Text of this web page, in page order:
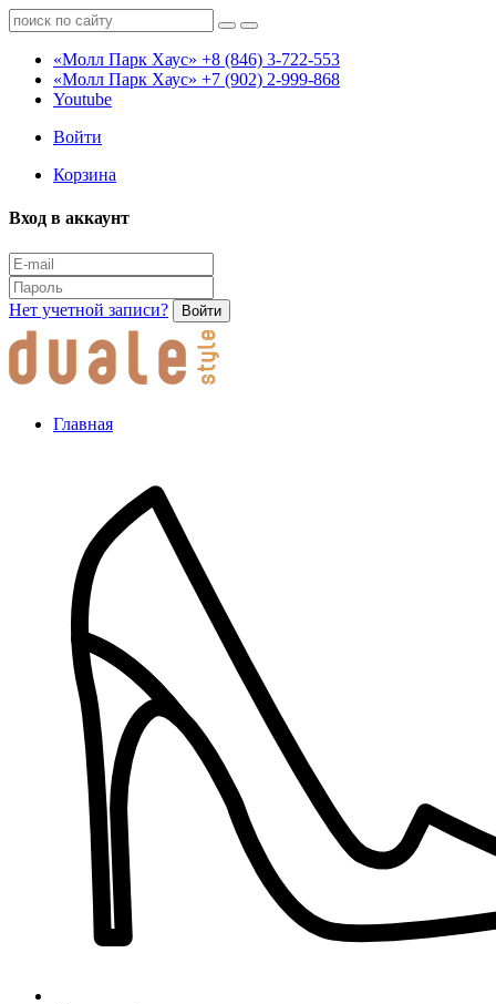
«Молл Парк Хаус» +8 (846) 3-722-553
«Молл Парк Хаус» +7 (902) 2-999-868
Youtube
Войти
Корзина
Вход в аккаунт
Нет учетной записи? Войти
Главная